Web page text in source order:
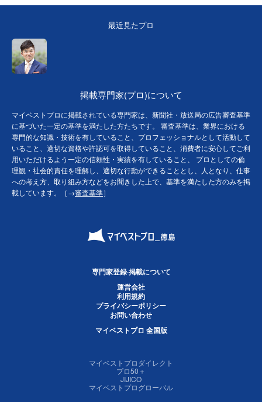
最近見たプロ
掲載専門家(プロ)について
マイベストプロに掲載されている専門家は、新聞社・放送局の広告審査基準
に基づいた一定の基準を満たした方たちです。 審査基準は、業界における
専門的な知識・技術を有していること、プロフェッショナルとして活動して
いること、適切な資格や許認可を取得していること、消費者に安心してご利
用いただけるよう一定の信頼性・実績を有していること、 プロとしての倫
理観・社会的責任を理解し、適切な行動ができることとし、人となり、仕事
への考え方、取り組み方などをお聞きした上で、基準を満たした方のみを掲
載しています。［→審査基準］
専門家登録·掲載について
運営会社
利用規約
プライバシーポリシー
お問い合わせ
マイベストプロ 全国版
マイベストプロダイレクト
プロ50＋
JIJICO
マイベストプログローバル